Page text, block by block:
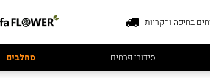
בחיפה והקריות
סידורי פרחים סחלבים